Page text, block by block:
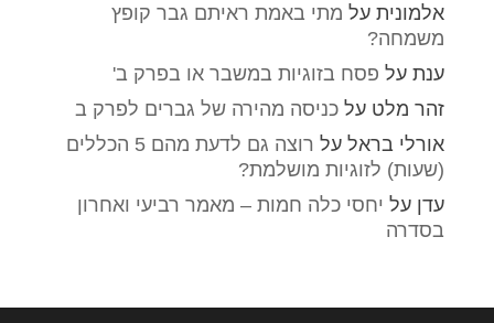
אלמוניתעל מתי באמת ראיתם גבר קופץ
משמחה?
ענתעל פסח בזוגיות במשבר או בפרק ב'
זהר מלט על כניסה מהירה של גברים לפרק ב
אורלי בראלעל
רוצה גם לדעת מהם 5 הכללים
(שעות) לזוגיות מושלמת?
עדן על יחסי כלה חמות – מאמר רביעי ואחרון
בסדרה